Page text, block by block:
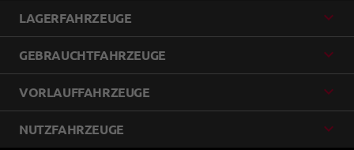
LAGERFAHRZEUGE
GEBRAUCHTFAHRZEUGE
VORLAUFFAHRZEUGE
NUTZFAHRZEUGE